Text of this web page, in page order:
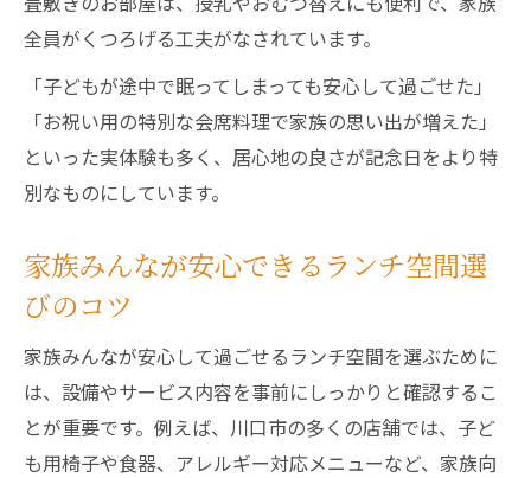
全員がくつろげる工夫がなされています。
「子どもが途中で眠ってしまっても安心して過ごせた」
「お祝い用の特別な会席料理で家族の思い出が増えた」
といった実体験も多く、居心地の良さが記念日をより特
別なものにしています。
家族みんなが安心できるランチ空間選
びのコツ
家族みんなが安心して過ごせるランチ空間を選ぶために
は、設備やサービス内容を事前にしっかりと確認するこ
とが重要です。例えば、川口市の多くの店舗では、子ど
も用椅子や食器、アレルギー対応メニューなど、家族向